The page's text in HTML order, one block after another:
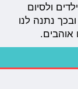
ולסיום
נתנה לנו